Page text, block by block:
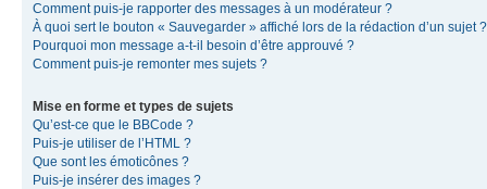
Comment puis-je rapporter des messages à un modérateur ?
À quoi sert le bouton « Sauvegarder » affiché lors de la rédaction d’un sujet ?
Pourquoi mon message a-t-il besoin d’être approuvé ?
Comment puis-je remonter mes sujets ?
Mise en forme et types de sujets
Qu’est-ce que le BBCode ?
Puis-je utiliser de l’HTML ?
Que sont les émoticônes ?
Puis-je insérer des images ?